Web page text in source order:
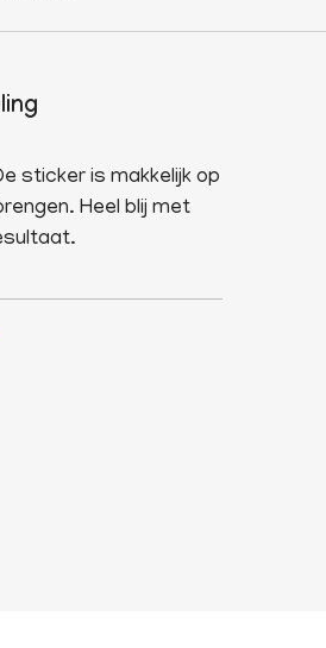
sticker is makkelijk op
Heel blij met